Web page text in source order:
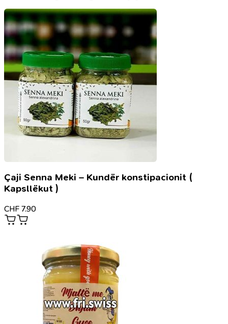
Çaji Senna Meki – Kundër konstipacionit (
Kapsllëkut )
CHF 7.90